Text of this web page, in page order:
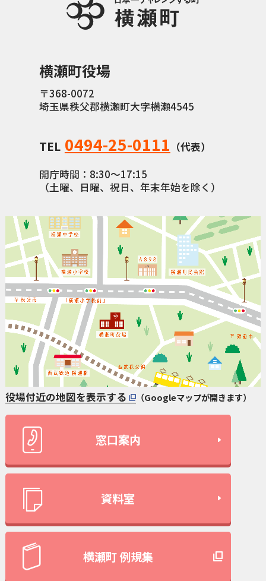
手続きガイド
横瀬町（町長） へのご意見等
暮らしの便利帳「わかる」
自治体間連携
横瀬町役場
〒368-0072
埼玉県秩父郡横瀬町大字横瀬4545
TEL 0494-25-0111 （代表）
開庁時間：8:30〜17:15
（土曜、日曜、祝日、年末年始を除く）
役場付近の地図を表示する （Googleマップが開きます）
窓口案内
資料室
横瀬町 例規集